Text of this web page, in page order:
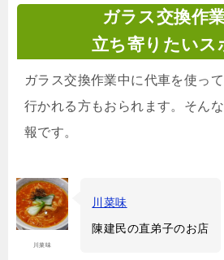
ガラス交換作
立ち寄りたいス
ガラス交換作業中に代車を使っ
行かれる方もおられます。そん
報です。
川菜味
川菜味
陳建民の直弟子のお店